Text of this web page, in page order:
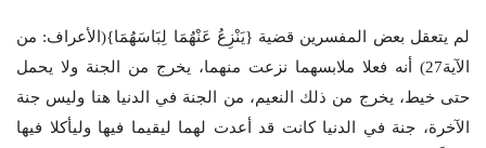
لم يتعقل بعض المفسرين قضية {يَنْزِعُ عَنْهُمَا لِبَاسَهُمَا}(الأعراف: من
الآية27) أنه فعلا ملابسهما نزعت منهما، يخرج من الجنة ولا يحمل
حتى خيط، يخرج من ذلك النعيم، من الجنة في الدنيا هنا وليس جنة
الآخرة، جنة في الدنيا كانت قد أعدت لهما ليقيما فيها وليأكلا فيها